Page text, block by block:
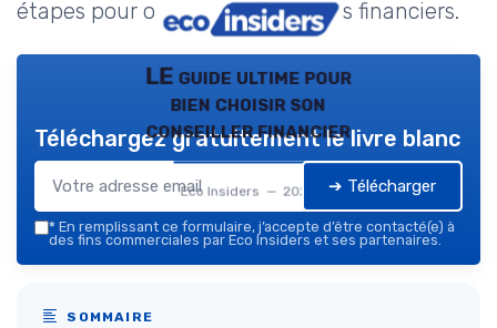
étapes pour optimiser vos calculs financiers.
LE guide ultime pour
bien choisir son
conseiller financier
Eco Insiders — 2026
Téléchargez gratuitement le livre blanc
➔ Télécharger
* En remplissant ce formulaire, j’accepte d’être contacté(e) à
des fins commerciales par Eco Insiders et ses partenaires.
SOMMAIRE